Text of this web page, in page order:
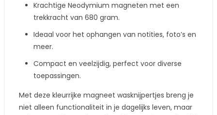
Krachtige Neodymium magneten met een
trekkracht van 680 gram.
Ideaal voor het ophangen van notities, foto’s en
meer.
Compact en veelzijdig, perfect voor diverse
toepassingen.
Met deze kleurrijke magneet wasknijpertjes breng je
niet alleen functionaliteit in je dagelijks leven, maar